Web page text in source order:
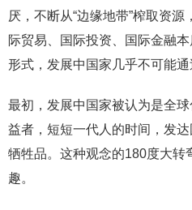
厌，不断从“边缘地带”榨取资
际贸易、国际投资、国际金融
形式，发展中国家几乎不可能通
最初，发展中国家被认为是全
益者，短短一代人的时间，发
牺牲品。这种观念的180度大转
趣。